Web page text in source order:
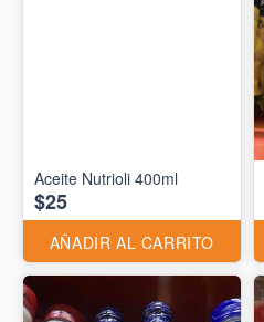
Aceite Nutrioli 400ml
$25
AÑADIR AL CARRITO